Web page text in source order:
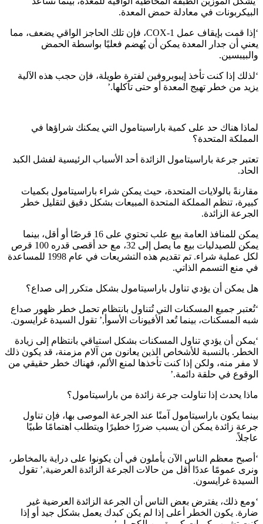
البيكربونات في معادلة حمض المعدة.
‘إذا قمت بإيقاف عمل COX-1، فإن تلك الحاجز الواقي يضعف، مما
يعني أن جدار المعدة يمكن أن يُهضم فعليًا بواسطة الحمض
والبيبسين.
‘لذلك إذا كنت تأخذ إيبوبروفين لفترة طويلة، فإن حجب هذه الآلية
يزيد من خطر تهيج المعدة أو حتى تآكلها.’
لماذا هناك حد على كمية باراسيتامول التي يمكنك شراؤها في
المملكة المتحدة؟
تعتبر جرعة باراسيتامول الزائدة أحد الأسباب الرئيسية لفشل الكبد
الحاد.
مقارنةً بالولايات المتحدة، حيث يمكن شراء باراسيتامول بكميات
كبيرة، تنظم المملكة المتحدة المبيعات بشكل دقيق لتقليل خطر
الجرعة الزائدة.
يمكن للمنافذ العامة بيع علب تحتوي على 16 قرصًا أو أقل، بينما
يمكن للصيدليات بيع ما يصل إلى 32، مع حد أقصى قدره 100 قرص
لكل عملية شراء. تم تقديم هذه التشريعات في عام 1998 للمساعدة
في منع التسمم الذاتي.
هل يمكن أن يؤدي تناول باراسيتامول بشكل متكرر إلى صداع؟
‘تُعتبر جميع المسكنات التي تُتناول بانتظام تحمل خطر ظهور صداع
شبه المسكنات، بينما تُعد الأفيونات الأسوأ,’ تقول السيدة غرايسون.
‘يمكن أن يؤدي تناول المسكنات بشكل استباقي بانتظام إلى زيادة
الخطر. بالنسبة للأشخاص الذين يعانون من آلام مزمنة، قد يكون ذلك
لا مفر منه، ولكن إذا كنت تأخذها لمنع الألم، فهناك خطر حقيقي من
الوقوع في حلقة دائمة.’
ماذا يحدث إذا تناولت جرعة زائدة من باراسيتامول؟
بينما يكون باراسيتامول آمنًا عند الجرعة الموصى بها، فإن تناول
جرعة زائدة يمكن أن يسبب ضررًا خطيرًا ويتطلب اهتمامًا طبيًا
عاجلاً.
‘أصبح معظم الناس الآن يأملون في أن يكونوا على دراية بالمخاطر،
ونرى عمومًا عددًا أقل من حالات الجرعة الزائدة العرضية,’ تقول
السيدة غرايسون.
‘ومع ذلك، يفترض بعض الناس أن الجرعة الزائدة العرضية غير
ضارة. يكون الخطر أعلى إذا لم يكن كبدك يعمل بشكل جيد أو إذا